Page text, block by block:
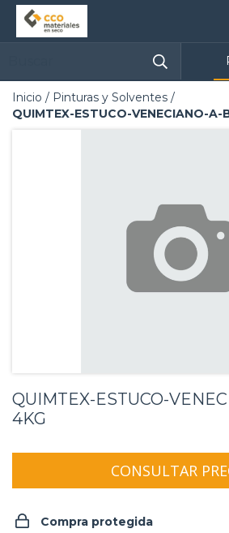
Inicio / Pinturas y Solventes /
QUIMTEX-ESTUCO-VENECIANO-A-
QUIMTEX-ESTUCO-
4KG
Compra protegida